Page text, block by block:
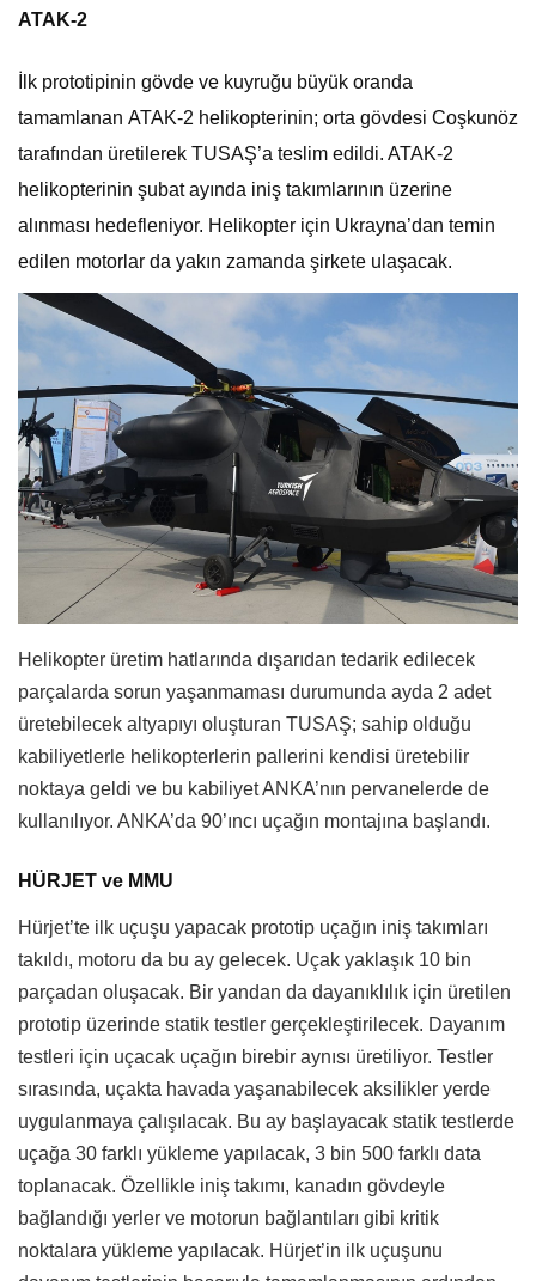
ATAK-2
İlk prototipinin gövde ve kuyruğu büyük oranda
tamamlanan ATAK-2 helikopterinin; orta gövdesi Coşkunöz
tarafından üretilerek TUSAŞ’a teslim edildi. ATAK-2
helikopterinin şubat ayında iniş takımlarının üzerine
alınması hedefleniyor. Helikopter için Ukrayna’dan temin
edilen motorlar da yakın zamanda şirkete ulaşacak.
Helikopter üretim hatlarında dışarıdan tedarik edilecek
parçalarda sorun yaşanmaması durumunda ayda 2 adet
üretebilecek altyapıyı oluşturan TUSAŞ; sahip olduğu
kabiliyetlerle helikopterlerin pallerini kendisi üretebilir
noktaya geldi ve bu kabiliyet ANKA’nın pervanelerde de
kullanılıyor. ANKA’da 90’ıncı uçağın montajına başlandı.
HÜRJET ve MMU
Hürjet’te ilk uçuşu yapacak prototip uçağın iniş takımları
takıldı, motoru da bu ay gelecek. Uçak yaklaşık 10 bin
parçadan oluşacak. Bir yandan da dayanıklılık için üretilen
prototip üzerinde statik testler gerçekleştirilecek. Dayanım
testleri için uçacak uçağın birebir aynısı üretiliyor. Testler
sırasında, uçakta havada yaşanabilecek aksilikler yerde
uygulanmaya çalışılacak. Bu ay başlayacak statik testlerde
uçağa 30 farklı yükleme yapılacak, 3 bin 500 farklı data
toplanacak. Özellikle iniş takımı, kanadın gövdeyle
bağlandığı yerler ve motorun bağlantıları gibi kritik
noktalara yükleme yapılacak. Hürjet’in ilk uçuşunu